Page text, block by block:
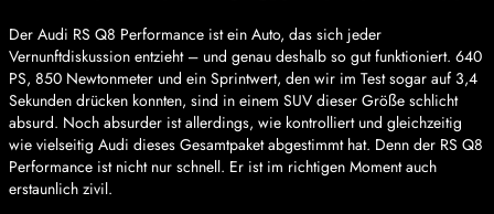
Der Audi RS Q8 Performance ist ein Auto, das sich jeder
Vernunftdiskussion entzieht – und genau deshalb so gut funktioniert. 640
PS, 850 Newtonmeter und ein Sprintwert, den wir im Test sogar auf 3,4
Sekunden drücken konnten, sind in einem SUV dieser Größe schlicht
absurd. Noch absurder ist allerdings, wie kontrolliert und gleichzeitig
wie vielseitig Audi dieses Gesamtpaket abgestimmt hat. Denn der RS Q8
Performance ist nicht nur schnell. Er ist im richtigen Moment auch
erstaunlich zivil.